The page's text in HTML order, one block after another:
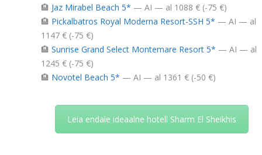
🏨 Jaz Mirabel Beach 5* — AI — al 1088 € (-75 €)
🏨 Pickalbatros Royal Moderna Resort-SSH 5* — AI — al
1147 € (-75 €)
🏨 Sunrise Grand Select Montemare Resort 5* — AI — al
1245 € (-75 €)
🏨 Novotel Beach 5* — AI — al 1361 € (-50 €)
Leia endale ideaalne hotell Sharm El Sheikhis